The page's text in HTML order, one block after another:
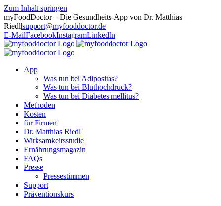
Zum Inhalt springen
myFoodDoctor – Die Gesundheits-App von Dr. Matthias
Riedl|support@myfooddoctor.de
E-MailFacebookInstagramLinkedIn
App
Was tun bei Adipositas?
Was tun bei Bluthochdruck?
Was tun bei Diabetes mellitus?
Methoden
Kosten
für Firmen
Dr. Matthias Riedl
Wirksamkeitsstudie
Ernährungsmagazin
FAQs
Presse
Pressestimmen
Support
Präventionskurs